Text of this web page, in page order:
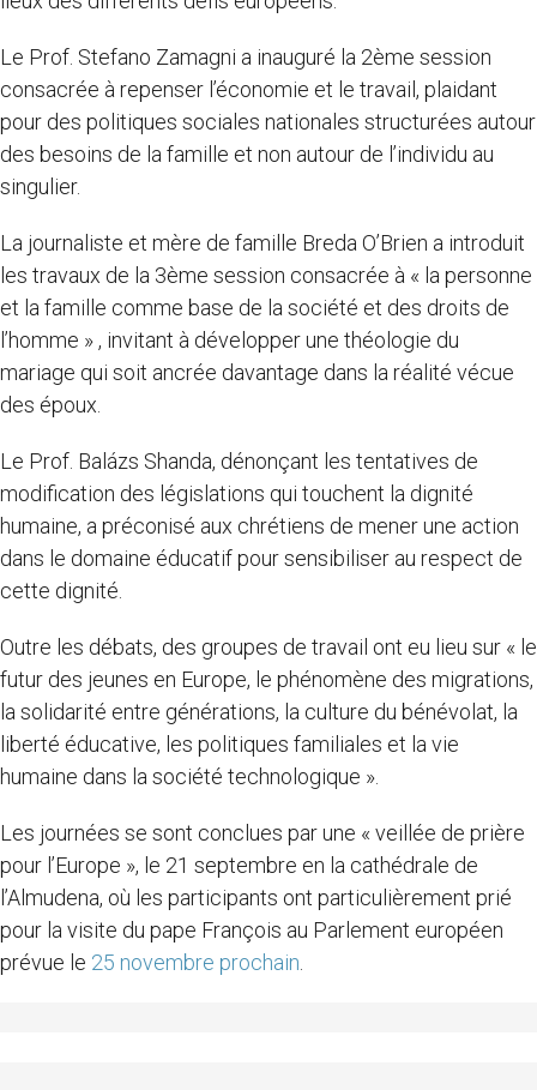
Le Prof. Stefano Zamagni a inauguré la 2ème session
consacrée à repenser l’économie et le travail, plaidant
pour des politiques sociales nationales structurées autour
des besoins de la famille et non autour de l’individu au
singulier.
La journaliste et mère de famille Breda O’Brien a introduit
les travaux de la 3ème session consacrée à « la personne
et la famille comme base de la société et des droits de
l’homme » , invitant à développer une théologie du
mariage qui soit ancrée davantage dans la réalité vécue
des époux.
Le Prof. Balázs Shanda, dénonçant les tentatives de
modification des législations qui touchent la dignité
humaine, a préconisé aux chrétiens de mener une action
dans le domaine éducatif pour sensibiliser au respect de
cette dignité.
Outre les débats, des groupes de travail ont eu lieu sur « le
futur des jeunes en Europe, le phénomène des migrations,
la solidarité entre générations, la culture du bénévolat, la
liberté éducative, les politiques familiales et la vie
humaine dans la société technologique ».
Les journées se sont conclues par une « veillée de prière
pour l’Europe », le 21 septembre en la cathédrale de
l’Almudena, où les participants ont particulièrement prié
pour la visite du pape François au Parlement européen
prévue le 25 novembre prochain